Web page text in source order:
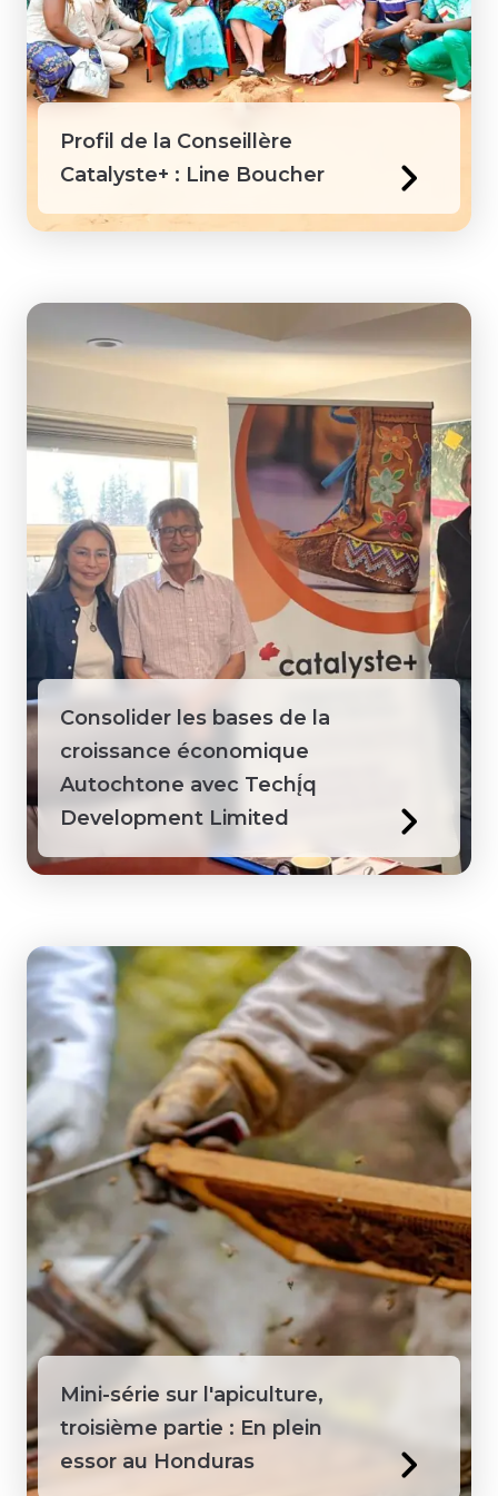
Guyana
Honduras
Jamaïque
Macédoine
Pérou
Philippines
Sainte-Lucie
Sénégal
Suriname
Tanzanie
Territoires du Nord-Ouest
Profil de la Conseillère
Catalyste+ : Line Boucher
Consolider les bases de la
croissance économique
Autochtone avec Techį́q
Development Limited
Mini-série sur l'apiculture,
troisième partie : En plein
essor au Honduras